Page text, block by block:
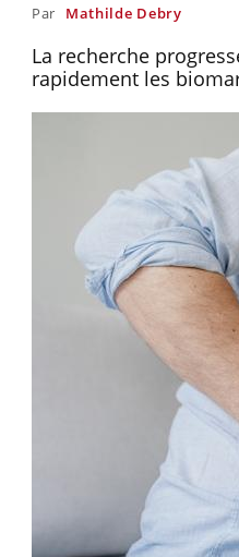
Par Mathilde Debry
La recherche
rapidement les